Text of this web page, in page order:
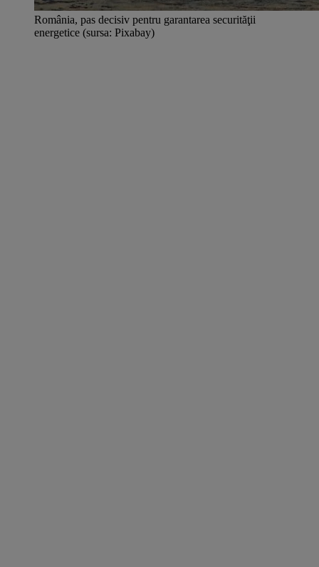
România, pas decisiv pentru garantarea securităţii
energetice (sursa: Pixabay)